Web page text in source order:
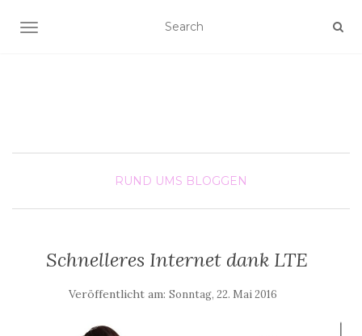
SCHALTE NAVIGATION
RUND UMS BLOGGEN
Schnelleres Internet dank LTE
Veröffentlicht am: Sonntag, 22. Mai 2016